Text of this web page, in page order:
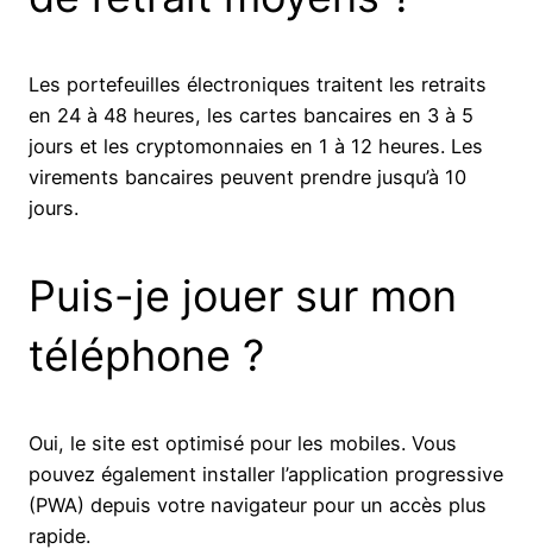
Les portefeuilles électroniques traitent les retraits
en 24 à 48 heures, les cartes bancaires en 3 à 5
jours et les cryptomonnaies en 1 à 12 heures. Les
virements bancaires peuvent prendre jusqu’à 10
jours.
Puis-je jouer sur mon
téléphone ?
Oui, le site est optimisé pour les mobiles. Vous
pouvez également installer l’application progressive
(PWA) depuis votre navigateur pour un accès plus
rapide.